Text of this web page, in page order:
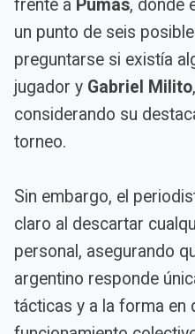
frente a Pumas, donde
un punto de seis
preguntarse si existía
jugador y Gabriel Milito
considerando su
torneo.
Sin embargo, el
claro al descartar
personal, asegurando
argentino responde
tácticas y a la forma en